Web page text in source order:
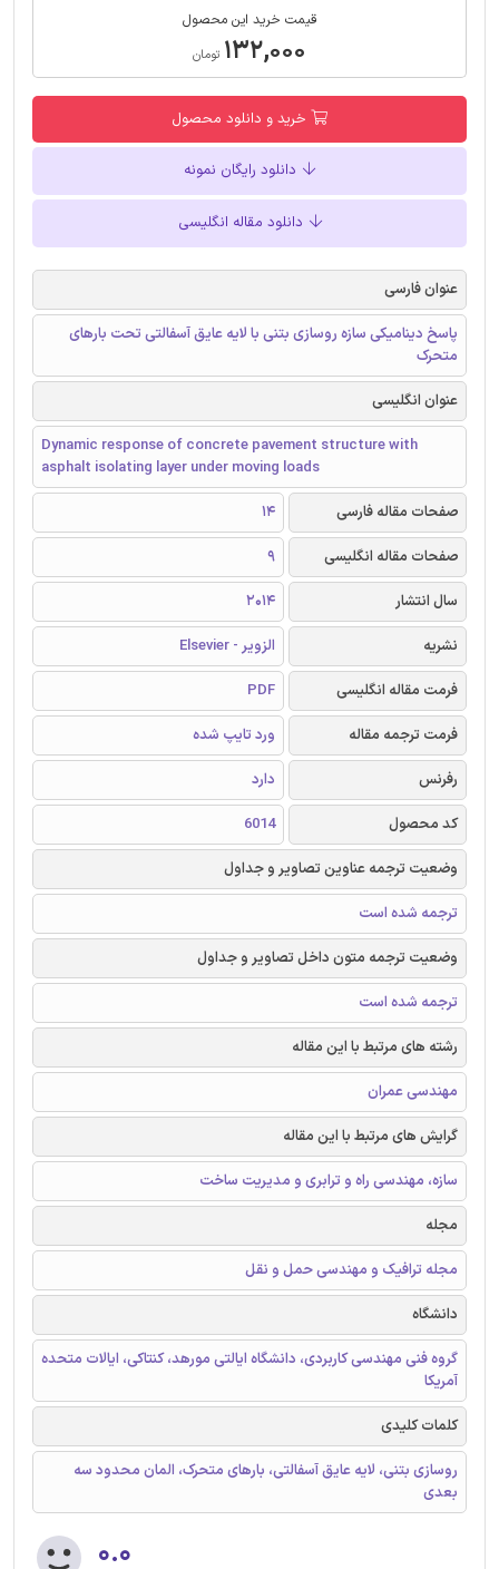
قیمت خرید این محصول
۱۳۲,۰۰۰ تومان
خرید و دانلود محصول
دانلود رایگان نمونه
دانلود مقاله انگلیسی
عنوان فارسی
پاسخ دینامیکی سازه روسازی بتنی با لایه عایق آسفالتی تحت بارهای
متحرک
عنوان انگلیسی
Dynamic response of concrete pavement structure with
asphalt isolating layer under moving loads
صفحات مقاله فارسی
14
صفحات مقاله انگلیسی
9
سال انتشار
2014
نشریه
الزویر - Elsevier
فرمت مقاله انگلیسی
PDF
فرمت ترجمه مقاله
ورد تایپ شده
رفرنس
دارد
کد محصول
6014
وضعیت ترجمه عناوین تصاویر و جداول
ترجمه شده است
وضعیت ترجمه متون داخل تصاویر و جداول
ترجمه شده است
رشته های مرتبط با این مقاله
مهندسی عمران
گرایش های مرتبط با این مقاله
سازه، مهندسی راه و ترابری و مدیریت ساخت
مجله
مجله ترافیک و مهندسی حمل و نقل
دانشگاه
گروه فنی مهندسی کاربردی، دانشگاه ایالتی مورهد، کنتاکی، ایالات متحده
آمریکا
کلمات کلیدی
روسازی بتنی، لایه عایق آسفالتی، بارهای متحرک، المان محدود سه
بعدی
۰.۰